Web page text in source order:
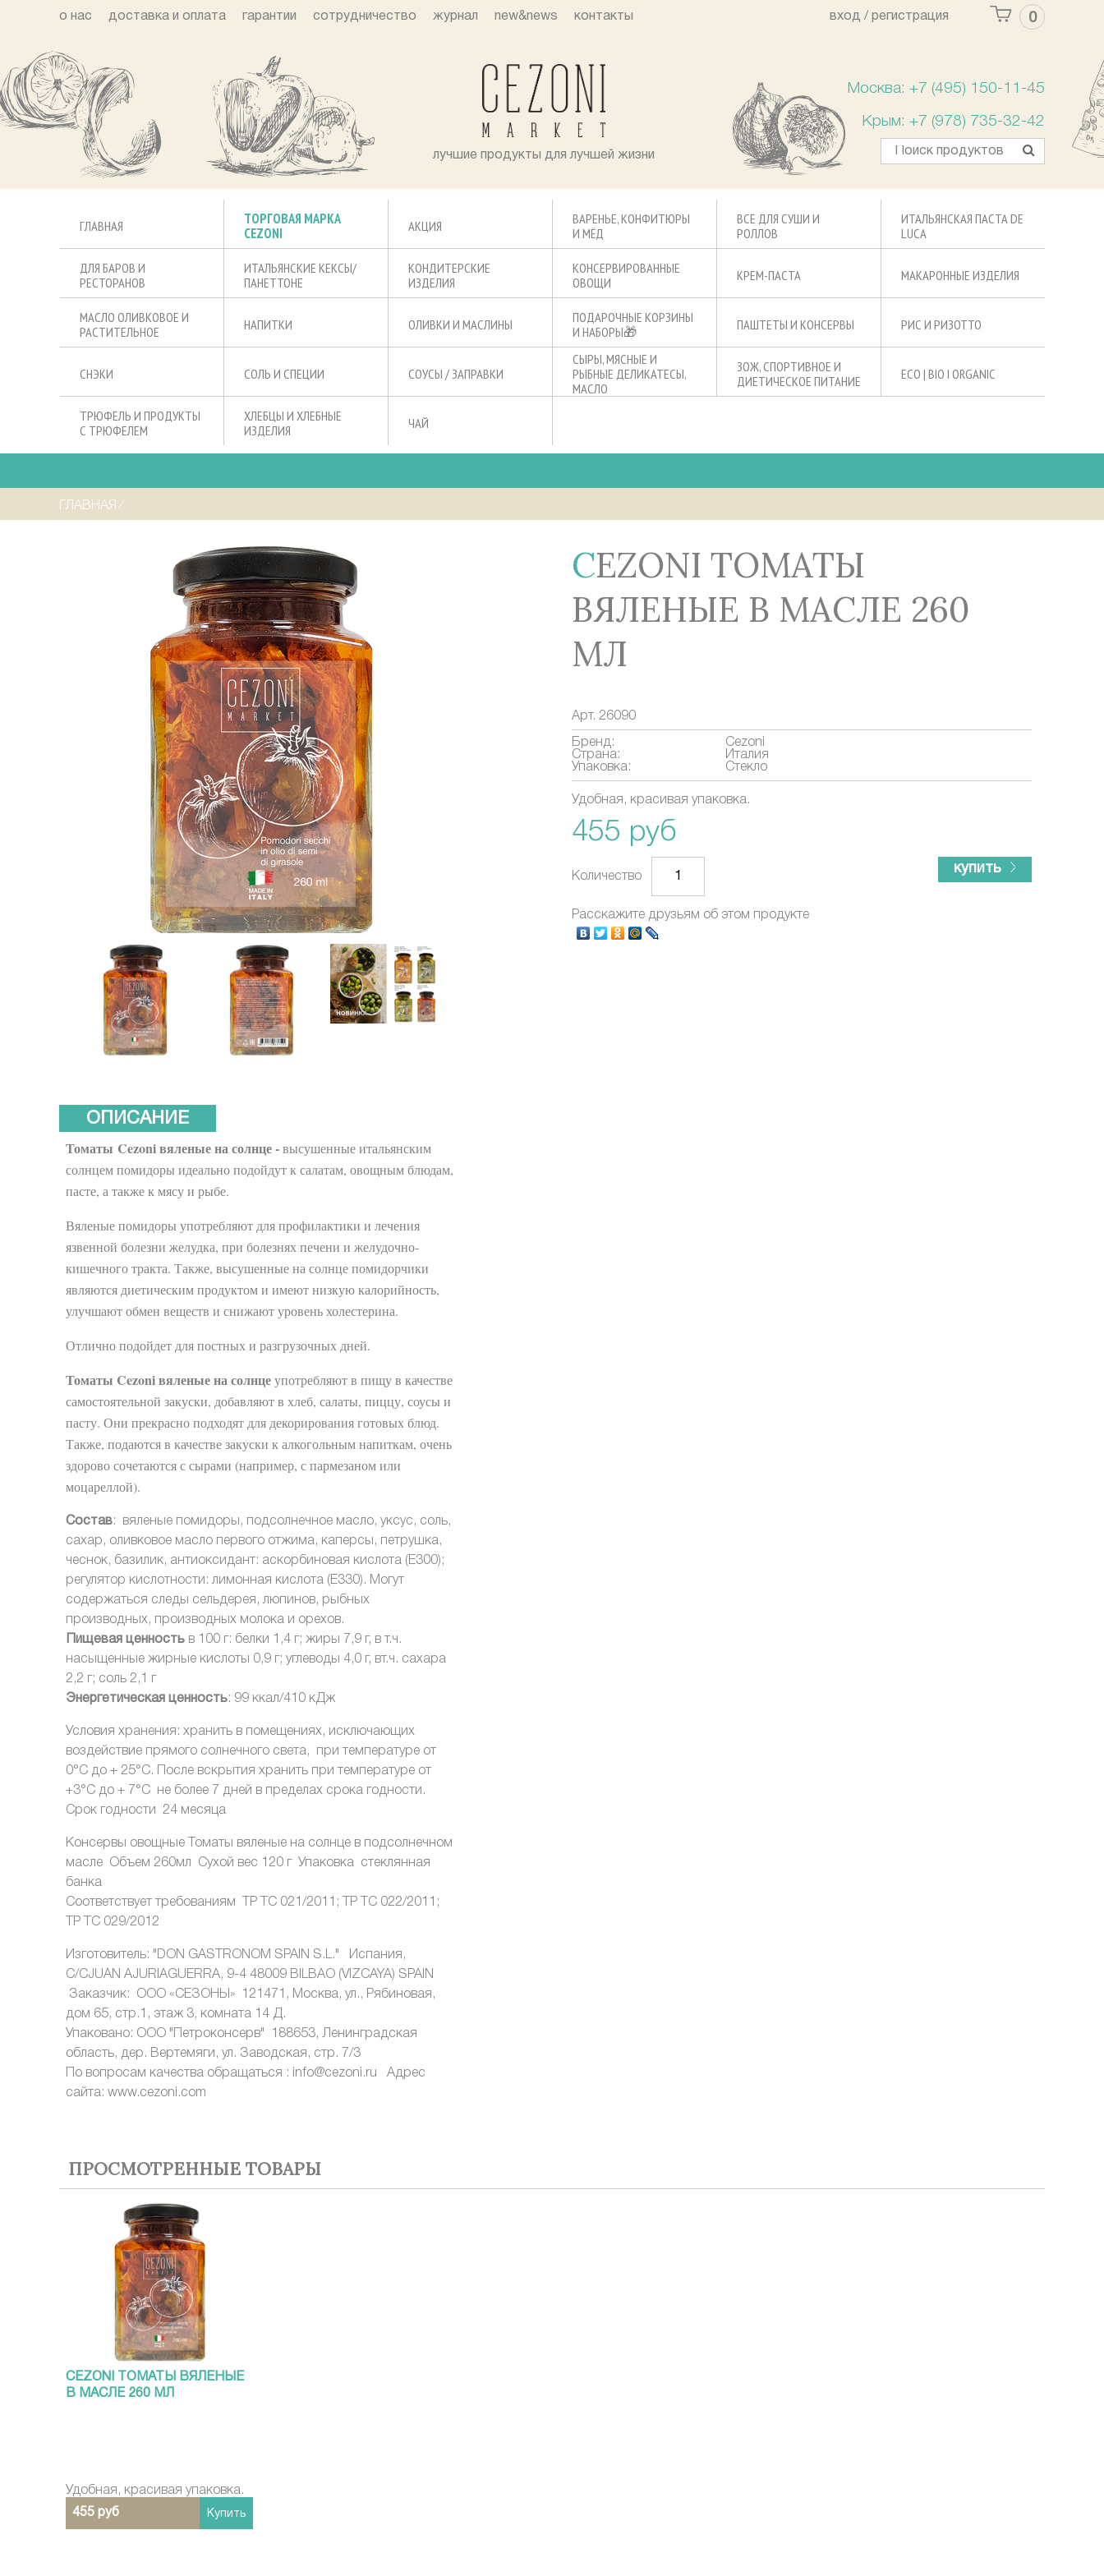
о нас доставка и оплата гарантии сотрудничество журнал new&news контакты 0
вход / регистрация
лучшие продукты для лучшей жизни
Москва: +7 (495) 150-11-45
Крым: +7 (978) 735-32-42
ГЛАВНАЯ
ТОРГОВАЯ МАРКА
CEZONI
АКЦИЯ
ВАРЕНЬЕ, КОНФИТЮРЫ
И МЁД
ВСЕ ДЛЯ СУШИ И
РОЛЛОВ
ИТАЛЬЯНСКАЯ ПАСТА DE
LUCA
ДЛЯ БАРОВ И
РЕСТОРАНОВ
ИТАЛЬЯНСКИЕ КЕКСЫ/
ПАНЕТТОНЕ
КОНДИТЕРСКИЕ
ИЗДЕЛИЯ
КОНСЕРВИРОВАННЫЕ
ОВОЩИ
КРЕМ-ПАСТА МАКАРОННЫЕ ИЗДЕЛИЯ
МАСЛО ОЛИВКОВОЕ И
РАСТИТЕЛЬНОЕ
НАПИТКИ ОЛИВКИ И МАСЛИНЫ
ПОДАРОЧНЫЕ КОРЗИНЫ
И НАБОРЫ🎁
ПАШТЕТЫ И КОНСЕРВЫ РИС И РИЗОТТО
СНЭКИ СОЛЬ И СПЕЦИИ СОУСЫ / ЗАПРАВКИ
СЫРЫ, МЯСНЫЕ И
РЫБНЫЕ ДЕЛИКАТЕСЫ,
МАСЛО
ЗОЖ, СПОРТИВНОЕ И
ДИЕТИЧЕСКОЕ ПИТАНИЕ
ECO | BIO I ORGANIC
ТРЮФЕЛЬ И ПРОДУКТЫ
С ТРЮФЕЛЕМ
ХЛЕБЦЫ И ХЛЕБНЫЕ
ИЗДЕЛИЯ
ЧАЙ
ГЛАВНАЯ ⁄
ОПИСАНИЕ
Томаты Cezoni вяленые на солнце -высушенные итальянским
солнцем помидоры идеально подойдут к салатам, овощным блюдам,
пасте, а также к мясу и рыбе.
Вяленые помидоры употребляют для профилактики и лечения
язвенной болезни желудка, при болезнях печени и желудочно-
кишечного тракта. Также, высушенные на солнце помидорчики
являются диетическим продуктом и имеют низкую калорийность,
улучшают обмен веществ и снижают уровень холестерина.
Отлично подойдет для постных и разгрузочных дней.
Томаты Cezoniвяленые на солнцеупотребляют в пищу в качестве
самостоятельной закуски, добавляют в хлеб, салаты, пиццу, соусы и
пасту. Они прекрасно подходят для декорирования готовых блюд.
Также, подаются в качестве закуски к алкогольным напиткам, очень
здорово сочетаются с сырами (например, с пармезаном или
моцареллой).
Состав: вяленые помидоры, подсолнечное масло, уксус, соль,
сахар, оливковое масло первого отжима, каперсы, петрушка,
чеснок, базилик, антиоксидант: аскорбиновая кислота (Е300);
регулятор кислотности: лимонная кислота (Е330). Могут
содержаться следы сельдерея, люпинов, рыбных
производных, производных молока и орехов.
Пищевая ценность в 100 г: белки 1,4 г; жиры 7,9 г, в т.ч.
насыщенные жирные кислоты 0,9 г; углеводы 4,0 г, вт.ч. сахара
2,2 г; соль 2,1 г
Энергетическая ценность: 99 ккал/410 кДж
Условия хранения: хранить в помещениях, исключающих
воздействие прямого солнечного света, при температуре от
0°С до + 25°С. После вскрытия хранить при температуре от
+3°С до + 7°С не более 7 дней в пределах срока годности.
Срок годности 24 месяца
Консервы овощные Томаты вяленые на солнце в подсолнечном
масле Объем 260мл Сухой вес 120 г Упаковка стеклянная
банка
Соответствует требованиям ТР ТС 021/2011; ТР ТС 022/2011;
ТР ТС 029/2012
Изготовитель: "DON GASTRONOM SPAIN S.L." Испания,
C/CJUAN AJURIAGUERRA, 9-4 48009 BILBAO (VIZCAYA) SPAIN
Заказчик: ООО «СЕЗОНЫ» 121471, Москва, ул., Рябиновая,
дом 65, стр.1, этаж 3, комната 14 Д.
Упаковано: ООО "Петроконсерв" 188653, Ленинградская
область, дер. Вертемяги, ул. Заводская, стр. 7/3
По вопросам качества обращаться : info@cezoni.ru Адрес
сайта: www.cezoni.com
CEZONI ТОМАТЫ
ВЯЛЕНЫЕ В МАСЛЕ 260
МЛ
Арт. 26090
Бренд:
Cezoni
Страна:
Италия
Упаковка:
Стекло
Удобная, красивая упаковка.
455 руб
Количество
купить
Расскажите друзьям об этом продукте
ПРОСМОТРЕННЫЕ ТОВАРЫ
CEZONI ТОМАТЫ ВЯЛЕНЫЕ
В МАСЛЕ 260 МЛ
Удобная, красивая упаковка.
455 руб
Купить